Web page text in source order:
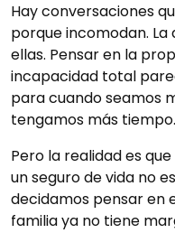
Hay conversaciones
porque incomodan. La
ellas. Pensar en la
incapacidad total
para cuando seamos
tengamos más tiempo.
Pero la realidad es
un seguro de vida no
decidamos pensar en
familia ya no tiene